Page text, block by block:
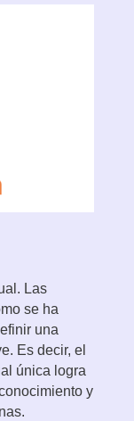
Las
se ha
una
Es decir, el
única logra
y